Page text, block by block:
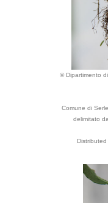
© Dipartimento
Comune di
delimitato
Distributed